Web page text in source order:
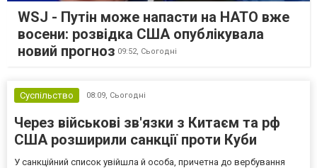
WSJ - Путін може напасти на НАТО вже
восени: розвідка США опублікувала
новий прогноз 09:52, Сьогодні
Суспільство 08:09, Сьогодні
Через військові зв'язки з Китаєм та рф
США розширили санкції проти Куби
У санкційний список увійшла й особа, причетна до вербування